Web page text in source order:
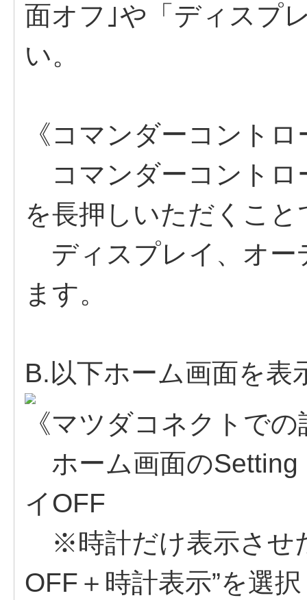
面オフ｣や「ディスプ
い。
《コマンダーコント
コマンダーコントロ
を長押しいただくこと
ディスプレイ、オー
ます。
B.以下ホーム画面を
《マツダコネクトで
ホーム画面の
イOFF
※時計だけ表示させ
OFF＋時計表示”を選